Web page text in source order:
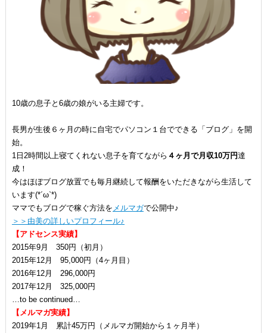
10歳の息子と6歳の娘がいる主婦です。
長男が生後６ヶ月の時に自宅でパソコン１台でできる「ブログ」を開
始。
1日2時間以上寝てくれない息子を育てながら ４ヶ月で月収10万円達
成！
今はほぼブログ放置でも毎月継続して報酬をいただきながら生活して
います(*´ω`*)
ママでもブログで稼ぐ方法を メルマガで公開中♪
＞＞由美の詳しいプロフィール♪
【アドセンス実績】
2015年9月 350円（初月）
2015年12月 95,000円（4ヶ月目）
2016年12月 296,000円
2017年12月 325,000円
…to be continued…
【メルマガ実績】
2019年1月 累計45万円（メルマガ開始から１ヶ月半）